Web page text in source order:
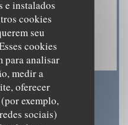
e instalados
cookies
seu
cookies
para analisar
medir a
oferecer
exemplo,
sociais)
sem contato,
Visa, Cheques,